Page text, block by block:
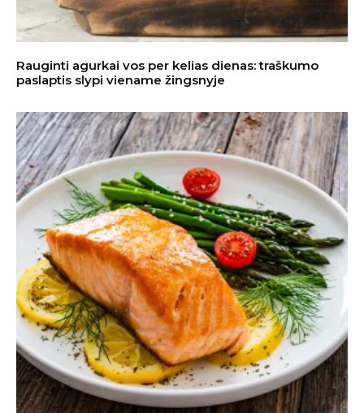
Rauginti agurkai vos per kelias dienas: traškumo
paslaptis slypi viename žingsnyje